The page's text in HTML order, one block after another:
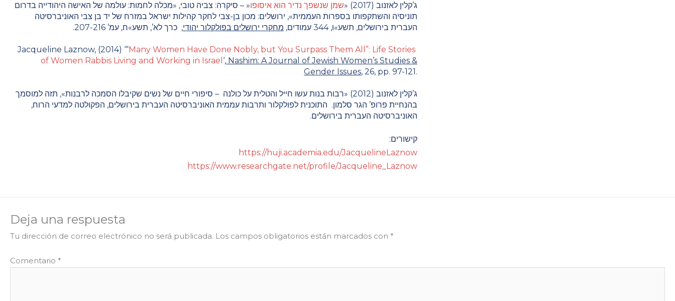
ג’קלין לאזנוב (2017)
«שמן שנשפך נדיר הוא איסופו«
– סיקרה: צביה טובי, «מכלה לחמות: עולמה של האישה היהודייה בדרום
תוניסיה והשתקפותו בספרות העממית», ירושלים: מכון בן-צבי לחקר קהילות ישראל במזרח של יד בן צבי האוניברסיטה
העברית בירושלים, תשע»ו, 344
עמודים, מחקרי ירושלים בפולקלור יהודי, כרך לא’, תשע»ח, עמ’ 207-216 .
Jacqueline Laznow, (2014) ‘“Many Women Have Done Nobly, but You Surpass Them All”: Life Stories
of Women Rabbis Living and Working in Israel ‘, Nashim: A Journal of Jewish Women’s Studies &
Gender Issues, 26, pp. 97-121.
ג’קלין לאזנוב (2012) «רבות בנות עשו חייל והטלית על כולנה – סיפורי חיים של נשים שקיבלו הסמכה לרבנות», תזה למוסמך
בהנחיית פרופ’ הגר סלמון. התוכנית לפולקלור ותרבות עממית האוניברסיטה העברית בירושלים, הפקולטה למדעי הרוח,
האוניברסיטה העברית בירושלים.
קישורים:
https://huji.academia.edu/JacquelineLaznow
https://www.researchgate.net/profile/Jacqueline_Laznow
Deja una respuesta
Tu dirección de correo electrónico no será publicada. Los campos obligatorios están marcados con *
Comentario *